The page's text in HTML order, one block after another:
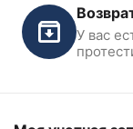
У вас